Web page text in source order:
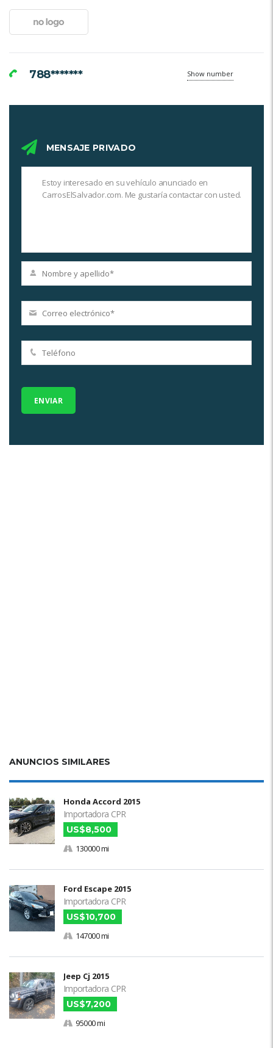
788******* Show number
MENSAJE PRIVADO
ANUNCIOS SIMILARES
Honda Accord 2015
Importadora CPR
US$8,500
130000 mi
Ford Escape 2015
Importadora CPR
US$10,700
147000 mi
Jeep Cj 2015
Importadora CPR
US$7,200
95000 mi